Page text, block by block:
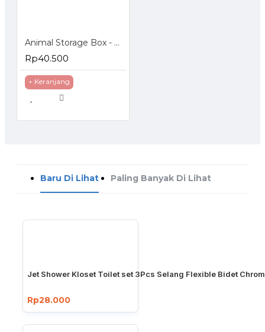
Animal Storage Box - Bangku Anak - Tempat Penyimpanan Mainan
Rp40.500
+ Keranjang
Baru Di Lihat Paling Banyak Di Lihat
Jet Shower Kloset Toilet set 3Pcs Selang Flexible Bidet
Rp28.000